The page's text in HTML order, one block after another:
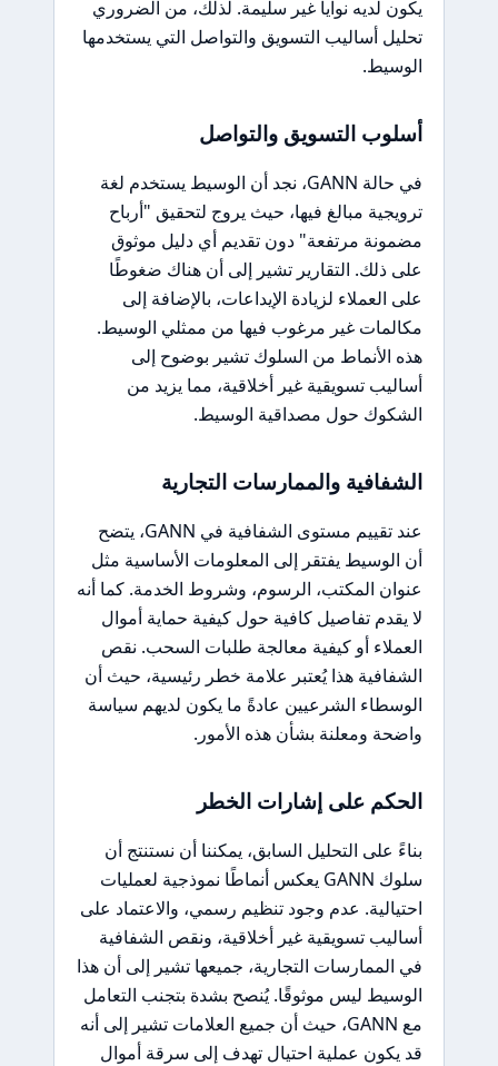
يكون لديه نوايا غير سليمة. لذلك، من الضروري
تحليل أساليب التسويق والتواصل التي يستخدمها
الوسيط.
أسلوب التسويق والتواصل
في حالة GANN، نجد أن الوسيط يستخدم لغة
ترويجية مبالغ فيها، حيث يروج لتحقيق "أرباح
مضمونة مرتفعة" دون تقديم أي دليل موثوق
على ذلك. التقارير تشير إلى أن هناك ضغوطًا
على العملاء لزيادة الإيداعات، بالإضافة إلى
مكالمات غير مرغوب فيها من ممثلي الوسيط.
هذه الأنماط من السلوك تشير بوضوح إلى
أساليب تسويقية غير أخلاقية، مما يزيد من
الشكوك حول مصداقية الوسيط.
الشفافية والممارسات التجارية
عند تقييم مستوى الشفافية في GANN، يتضح
أن الوسيط يفتقر إلى المعلومات الأساسية مثل
عنوان المكتب، الرسوم، وشروط الخدمة. كما أنه
لا يقدم تفاصيل كافية حول كيفية حماية أموال
العملاء أو كيفية معالجة طلبات السحب. نقص
الشفافية هذا يُعتبر علامة خطر رئيسية، حيث أن
الوسطاء الشرعيين عادةً ما يكون لديهم سياسة
واضحة ومعلنة بشأن هذه الأمور.
الحكم على إشارات الخطر
بناءً على التحليل السابق، يمكننا أن نستنتج أن
سلوك GANN يعكس أنماطًا نموذجية لعمليات
احتيالية. عدم وجود تنظيم رسمي، والاعتماد على
أساليب تسويقية غير أخلاقية، ونقص الشفافية
في الممارسات التجارية، جميعها تشير إلى أن هذا
الوسيط ليس موثوقًا. يُنصح بشدة بتجنب التعامل
مع GANN، حيث أن جميع العلامات تشير إلى أنه
قد يكون عملية احتيال تهدف إلى سرقة أموال